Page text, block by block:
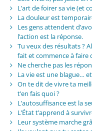
L’art de foirer sa vie (et
La douleur est
Les gens attendent
l’action est la réponse.
Tu veux des résultats ?
fait et commence à faire
Ne cherche pas les
La vie est une blague…
On te dit de vivre ta
t’en fais quoi ?
L’autosuffisance est la
L’État t’apprend à
Leur système marche